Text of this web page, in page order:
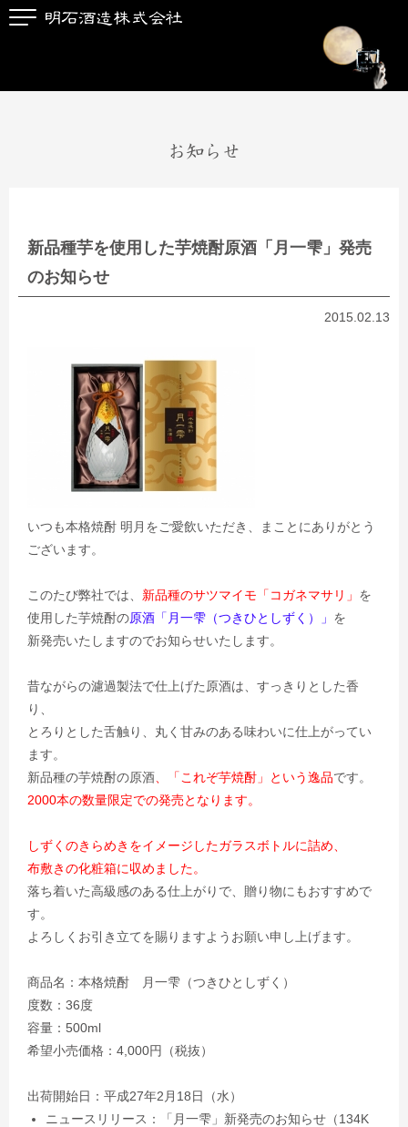
お知らせ
新品種芋を使用した芋焼酎原酒「月一雫」発売
のお知らせ
2015.02.13
いつも本格焼酎 明月をご愛飲いただき、まことにありがとう
ございます。
このたび弊社では、 新品種のサツマイモ「コガネマサリ」 を
使用した芋焼酎の原酒「月一雫（つきひとしずく）」 を
新発売いたしますのでお知らせいたします。
昔ながらの濾過製法で仕上げた原酒は、すっきりとした香
り、
とろりとした舌触り、丸く甘みのある味わいに仕上がってい
ます。
新品種の芋焼酎の原酒 、「これぞ芋焼酎」という逸品です。
2000本の数量限定での発売となります。
しずくのきらめきをイメージしたガラスボトルに詰め、
布敷きの化粧箱に収めました。
落ち着いた高級感のある仕上がりで、贈り物にもおすすめで
す。
よろしくお引き立てを賜りますようお願い申し上げます。
商品名：本格焼酎 月一雫（つきひとしずく）
度数：36度
容量：500ml
希望小売価格：4,000円（税抜）
出荷開始日：平成27年2月18日（水）
ニュースリリース：「月一雫」新発売のお知らせ（134K